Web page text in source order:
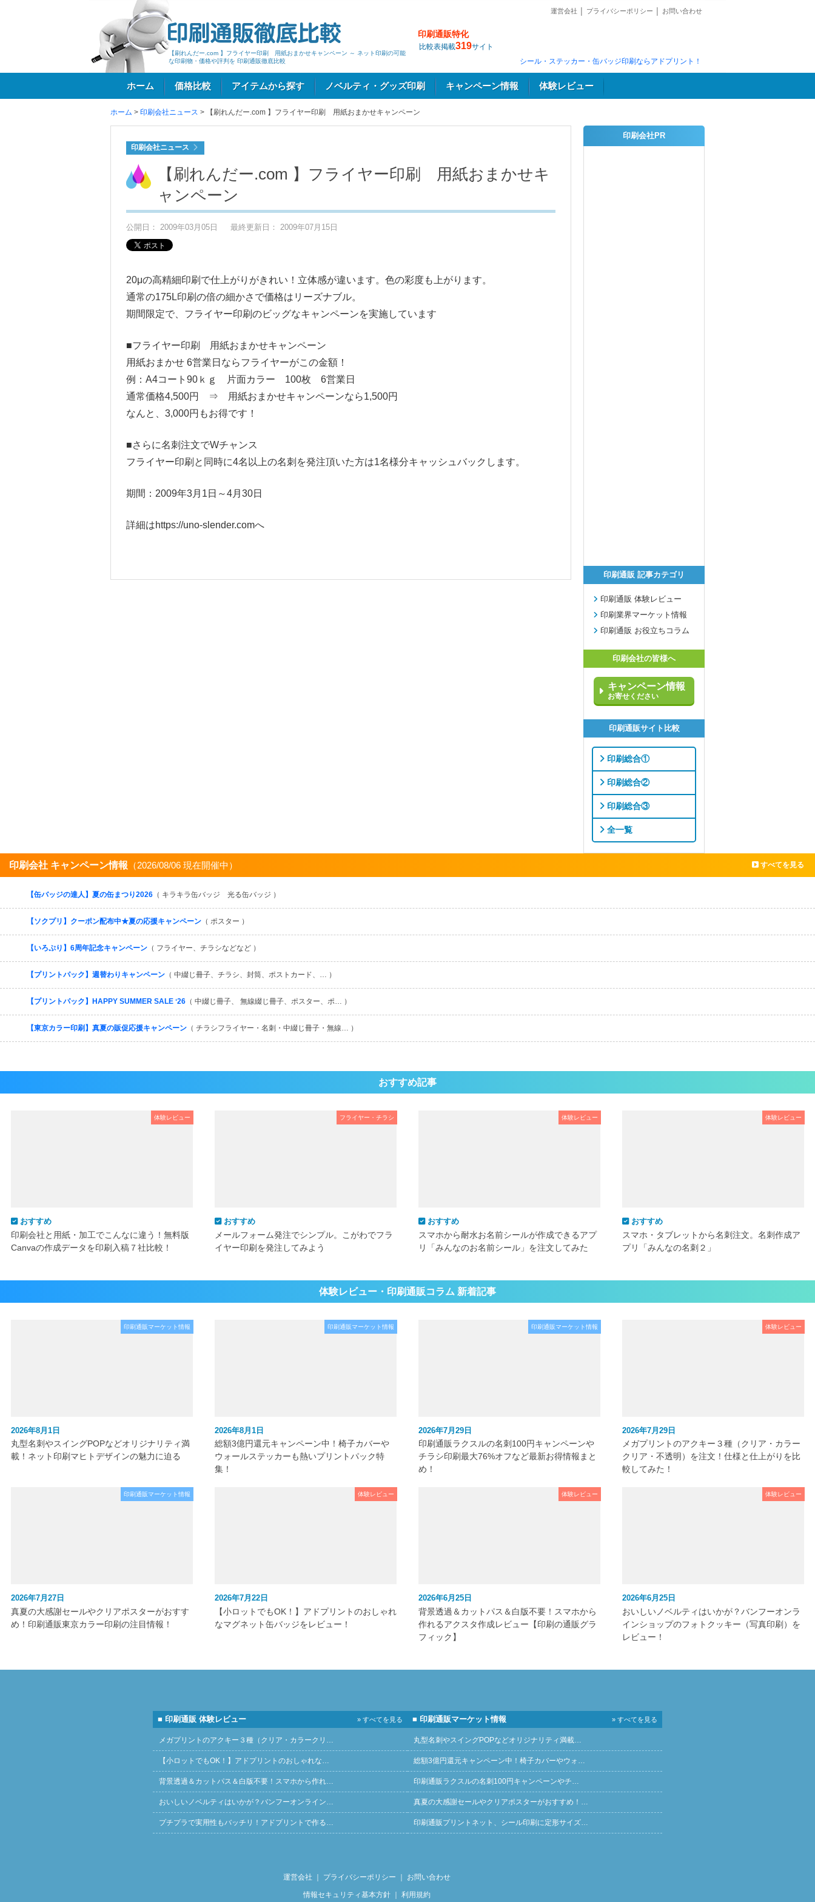
【刷れんだー.com 】フライヤー印刷 用紙おまかせキャンペーン ～ ネット印刷の可能
な印刷物・価格や評判を 印刷通販徹底比較
印刷通販特化
比較表掲載319サイト
運営会社 プライバシーポリシー お問い合わせ
シール・ステッカー・缶バッジ印刷ならアドプリント！
ホーム 価格比較 アイテムから探す ノベルティ・グッズ印刷 キャンペーン情報 体験レビュー
ホーム > 印刷会社ニュース > 【刷れんだー.com 】フライヤー印刷 用紙おまかせキャンペーン
印刷会社ニュース
【刷れんだー.com 】フライヤー印刷 用紙おまかせキ
ャンペーン
公開日： 2009年03月05日 最終更新日： 2009年07月15日
20μの高精細印刷で仕上がりがきれい！立体感が違います。色の彩度も上がります。
通常の175L印刷の倍の細かさで価格はリーズナブル。
期間限定で、フライヤー印刷のビッグなキャンペーンを実施しています
■フライヤー印刷 用紙おまかせキャンペーン
用紙おまかせ 6営業日ならフライヤーがこの金額！
例：A4コート90ｋｇ 片面カラー 100枚 6営業日
通常価格4,500円 ⇒ 用紙おまかせキャンペーンなら1,500円
なんと、3,000円もお得です！
■さらに名刺注文でWチャンス
フライヤー印刷と同時に4名以上の名刺を発注頂いた方は1名様分キャッシュバックします。
期間：2009年3月1日～4月30日
詳細はhttps://uno-slender.comへ
印刷会社PR
印刷通販 記事カテゴリ
印刷通販 体験レビュー
印刷業界マーケット情報
印刷通販 お役立ちコラム
印刷会社の皆様へ
キャンペーン情報
お寄せください
印刷通販サイト比較
印刷総合①
印刷総合②
印刷総合③
全一覧
印刷会社 キャンペーン情報 （2026/08/06 現在開催中） すべてを見る
【缶バッジの達人】夏の缶まつり2026 （ キラキラ缶バッジ 光る缶バッジ ）
【ソクプリ】クーポン配布中★夏の応援キャンペーン （ ポスター ）
【いろぷり】6周年記念キャンペーン （ フライヤー、チラシなどなど ）
【プリントパック】週替わりキャンペーン （ 中綴じ冊子、チラシ、封筒、ポストカード、… ）
【プリントパック】HAPPY SUMMER SALE ʻ26 （ 中綴じ冊子、 無線綴じ冊子、ポスター、ポ… ）
【東京カラー印刷】真夏の販促応援キャンペーン （ チラシフライヤー・名刺・中綴じ冊子・無線… ）
おすすめ記事
体験レビュー
おすすめ
印刷会社と用紙・加工でこんなに違う！無料版
Canvaの作成データを印刷入稿７社比較！
フライヤー・チラシ
おすすめ
メールフォーム発注でシンプル。こがわでフラ
イヤー印刷を発注してみよう
体験レビュー
おすすめ
スマホから耐水お名前シールが作成できるアプ
リ「みんなのお名前シール」を注文してみた
体験レビュー
おすすめ
スマホ・タブレットから名刺注文。名刺作成ア
プリ「みんなの名刺２」
体験レビュー・印刷通販コラム 新着記事
印刷通販マーケット情報
2026年8月1日
丸型名刺やスイングPOPなどオリジナリティ満
載！ネット印刷マヒトデザインの魅力に迫る
印刷通販マーケット情報
2026年8月1日
総額3億円還元キャンペーン中！椅子カバーや
ウォールステッカーも熱いプリントパック特
集！
印刷通販マーケット情報
2026年7月29日
印刷通販ラクスルの名刺100円キャンペーンや
チラシ印刷最大76%オフなど最新お得情報まと
め！
体験レビュー
2026年7月29日
メガプリントのアクキー３種（クリア・カラー
クリア・不透明）を注文！仕様と仕上がりを比
較してみた！
印刷通販マーケット情報
2026年7月27日
真夏の大感謝セールやクリアポスターがおすす
め！印刷通販東京カラー印刷の注目情報！
体験レビュー
2026年7月22日
【小ロットでもOK！】アドプリントのおしゃれ
なマグネット缶バッジをレビュー！
体験レビュー
2026年6月25日
背景透過＆カットパス＆白版不要！スマホから
作れるアクスタ作成レビュー【印刷の通販グラ
フィック】
体験レビュー
2026年6月25日
おいしいノベルティはいかが？バンフーオンラ
インショップのフォトクッキー（写真印刷）を
レビュー！
■ 印刷通販 体験レビュー » すべてを見る
メガプリントのアクキー３種（クリア・カラークリ…
【小ロットでもOK！】アドプリントのおしゃれな…
背景透過＆カットパス＆白版不要！スマホから作れ…
おいしいノベルティはいかが？バンフーオンライン…
プチプラで実用性もバッチリ！アドプリントで作る…
■ 印刷通販マーケット情報 » すべてを見る
丸型名刺やスイングPOPなどオリジナリティ満載…
総額3億円還元キャンペーン中！椅子カバーやウォ…
印刷通販ラクスルの名刺100円キャンペーンやチ…
真夏の大感謝セールやクリアポスターがおすすめ！…
印刷通販プリントネット、シール印刷に定形サイズ…
運営会社 ｜ プライバシーポリシー ｜ お問い合わせ
情報セキュリティ基本方針｜ 利用規約